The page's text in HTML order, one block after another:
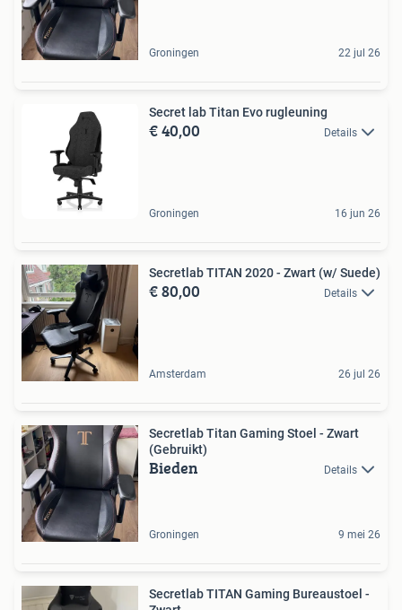
Groningen 22 jul 26
Secret lab Titan Evo rugleuning
€ 40,00 Details
Groningen 16 jun 26
Secretlab TITAN 2020 - Zwart (w/ Suede)
€ 80,00 Details
Amsterdam 26 jul 26
Secretlab Titan Gaming Stoel - Zwart
(Gebruikt)
Bieden Details
Groningen 9 mei 26
Secretlab TITAN Gaming Bureaustoel -